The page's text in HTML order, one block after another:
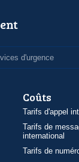
d'urgence
Coûts
Tarifs d'appel
Tarifs de
international
Tarifs de